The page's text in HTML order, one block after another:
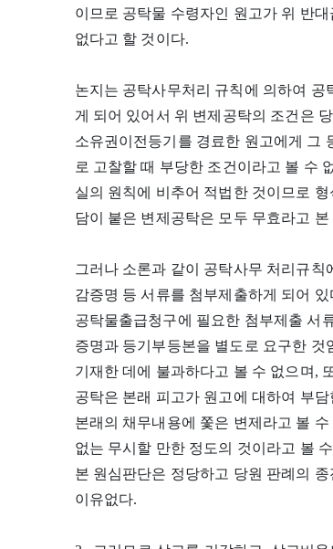
이므로 공탁물 수령자인 원고가 위 반
없다고 할 것이다.
논지는 공탁사무처리 규칙에 의하여
게 되어 있어서 위 변제공탁의 조건은
소유권이전등기를 경료한 원고에게 그
로 고찰할 때 부당한 조건이라고 볼 수
실의 원칙에 비추어 적법한 것이므로
담이 붙은 변제공탁은 모두 무효라고
그러나 소론과 같이 공탁사무 처리규
감증명 등 서류를 첨부제출하게 되어
공탁물출급청구에 필요한 첨부제출 서
증명과 등기부등본을 별도로 요구한
기재한 데에 불과하다고 볼 수 없으며,
공탁은 본래 피고가 원고에 대하여 부
본래의 채무내용에 쫓은 변제라고 볼
없는 무시할 만한 정도의 것이라고 볼
본 원심판단은 정당하고 당원 판례의
이유없다.